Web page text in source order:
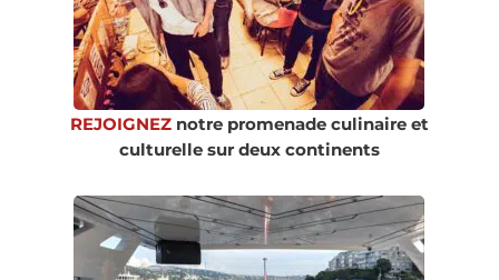
REJOIGNEZ notre promenade culinaire et
culturelle sur deux continents